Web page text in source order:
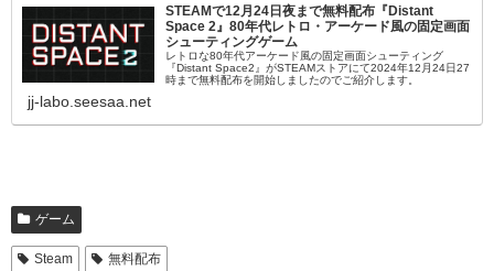
STEAMで12月24日夜まで無料配布『Distant
Space 2』80年代レトロ・アーケード風の固定画面
シューティングゲーム
レトロな80年代アーケード風の固定画面シューティング
『Distant Space2』がSTEAMストアにて2024年12月24日27
時まで無料配布を開始しましたのでご紹介します。
jj-labo.seesaa.net
ゲーム
Steam 無料配布